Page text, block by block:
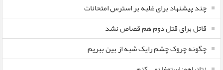
چند پیشنهاد برای غلبه بر استرس امتحانات
قاتل برای قتل دوم هم قصاص نشد
چگونه چروک چشم رایک شبه از بین ببریم